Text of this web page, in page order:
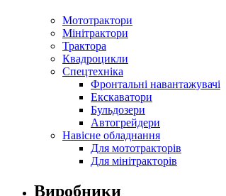
Мототрактори
Мінітрактори
Трактора
Квадроцикли
Спецтехніка
Фронтальні навантажувачі
Екскаватори
Бульдозери
Автогрейдери
Навісне обладнання
Для мототракторів
Для мінітракторів
Виробники